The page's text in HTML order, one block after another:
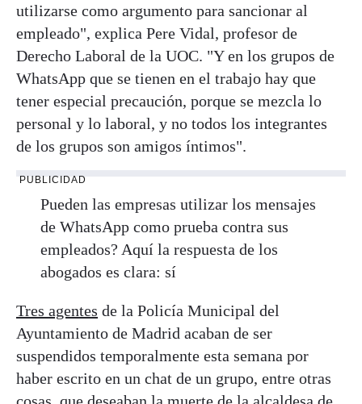
utilizarse como argumento para sancionar al
empleado", explica Pere Vidal, profesor de
Derecho Laboral de la UOC. "Y en los grupos de
WhatsApp que se tienen en el trabajo hay que
tener especial precaución, porque se mezcla lo
personal y lo laboral, y no todos los integrantes
de los grupos son amigos íntimos".
PUBLICIDAD
Pueden las empresas utilizar los mensajes
de WhatsApp como prueba contra sus
empleados? Aquí la respuesta de los
abogados es clara: sí
Tres agentes de la Policía Municipal del
Ayuntamiento de Madrid acaban de ser
suspendidos temporalmente esta semana por
haber escrito en un chat de un grupo, entre otras
cosas, que deseaban la muerte de la alcaldesa de